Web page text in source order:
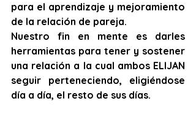
para el aprendizaje y mejoramiento
de la relación de pareja.
Nuestro fin en mente es darles
herramientas para tener y sostener
una relación a la cual ambos ELIJAN
seguir perteneciendo, eligiéndose
día a día, el resto de sus días.